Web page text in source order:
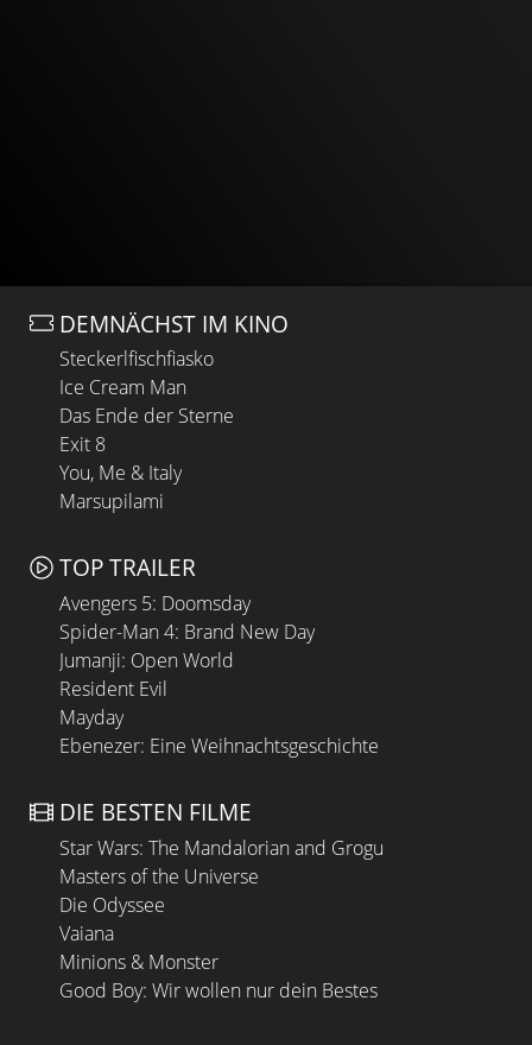
DEMNÄCHST IM KINO
Steckerlfischfiasko
Ice Cream Man
Das Ende der Sterne
Exit 8
You, Me & Italy
Marsupilami
TOP TRAILER
Avengers 5: Doomsday
Spider-Man 4: Brand New Day
Jumanji: Open World
Resident Evil
Mayday
Ebenezer: Eine Weihnachtsgeschichte
DIE BESTEN FILME
Star Wars: The Mandalorian and Grogu
Masters of the Universe
Die Odyssee
Vaiana
Minions & Monster
Good Boy: Wir wollen nur dein Bestes